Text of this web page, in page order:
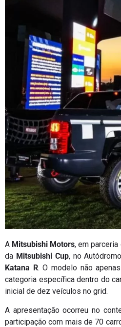
A Mitsubishi Motors, em
da Mitsubishi Cup, no
Katana R. O modelo não
categoria específica dentro do
inicial de dez veículos no grid.
A apresentação ocorreu no
participação com mais de 70